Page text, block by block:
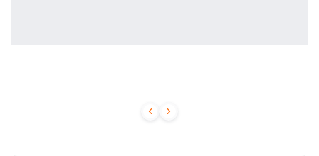
 